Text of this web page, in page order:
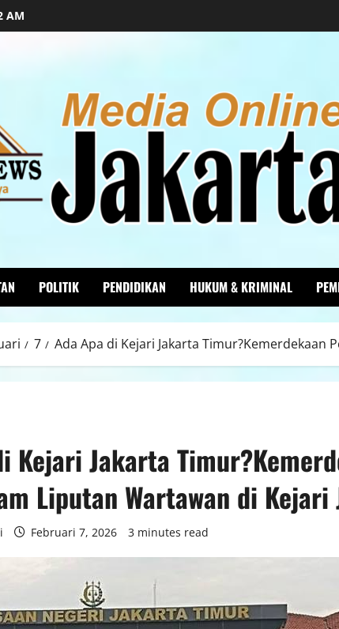
AM
POLITIK PENDIDIKAN HUKUM & KRIMINAL
7 Ada Apa di Kejari Jakarta Timur?Kemerdekaan
Kejari Jakarta
Liputan Wartawan di
Februari 7, 2026 3 minutes read